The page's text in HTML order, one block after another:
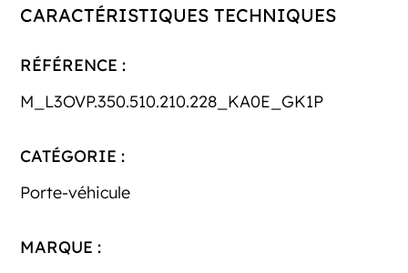
CARACTÉRISTIQUES TECHNIQUES
RÉFÉRENCE :
M_L3OVP.350.510.210.228_KA0E_GK1P
CATÉGORIE :
Porte-véhicule
MARQUE :